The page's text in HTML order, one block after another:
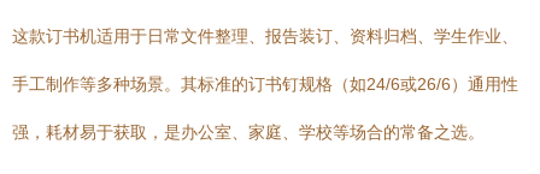
这款订书机适用于日常文件整理、报告装订、资料归档、学生作业、
手工制作等多种场景。其标准的订书钉规格（如24/6或26/6）通用性
强，耗材易于获取，是办公室、家庭、学校等场合的常备之选。